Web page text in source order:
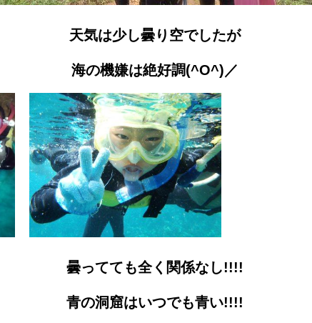
天気は少し曇り空でしたが
海の機嫌は絶好調(^O^)／
曇ってても全く関係なし!!!!
青の洞窟はいつでも青い!!!!